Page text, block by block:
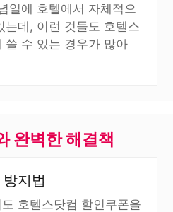
일에 호텔에서 자체적으
는데, 이런 것들도 호텔스
쓸 수 있는 경우가 많아
완벽한 해결책
지법
호텔스닷컴 할인쿠폰을